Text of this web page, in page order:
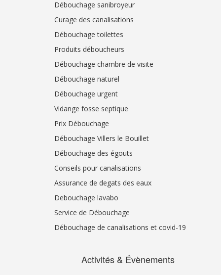
Débouchage sanibroyeur
Curage des canalisations
Débouchage toilettes
Produits déboucheurs
Débouchage chambre de visite
Débouchage naturel
Débouchage urgent
Vidange fosse septique
Prix Débouchage
Débouchage Villers le Bouillet
Débouchage des égouts
Conseils pour canalisations
Assurance de degats des eaux
Debouchage lavabo
Service de Débouchage
Débouchage de canalisations et covid-19
Activités & Évènements